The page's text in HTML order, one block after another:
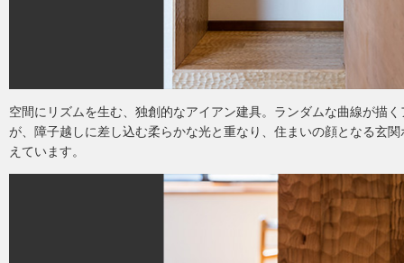
空間にリズムを生む、独創的なアイアン建具。ランダムな曲線が描
が、障子越しに差し込む柔らかな光と重なり、住まいの顔となる玄
えています。